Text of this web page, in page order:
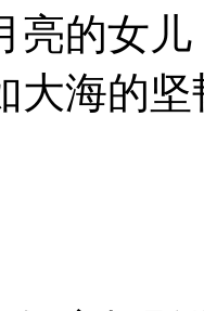
亮的女
大海的